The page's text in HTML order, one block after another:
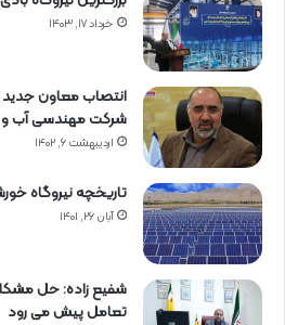
خرداد ۱۷, ۱۴۰۳
انتصاب معاون جدید
شرکت مهندسی آب و
اردیبهشت ۶, ۱۴۰۲
تاریخچه نیروگاه
آبان ۲۶, ۱۴۰۱
شفیع زاده: حل
تعامل پیش می رود